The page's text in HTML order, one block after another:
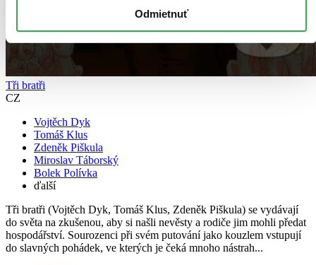
Odmietnuť
Tři bratři
CZ
Vojtěch Dyk
Tomáš Klus
Zdeněk Piškula
Miroslav Táborský
Bolek Polívka
ďalší
Tři bratři (Vojtěch Dyk, Tomáš Klus, Zdeněk Piškula) se vydávají
do světa na zkušenou, aby si našli nevěsty a rodiče jim mohli předat
hospodářství. Sourozenci při svém putování jako kouzlem vstupují
do slavných pohádek, ve kterých je čeká mnoho nástrah...